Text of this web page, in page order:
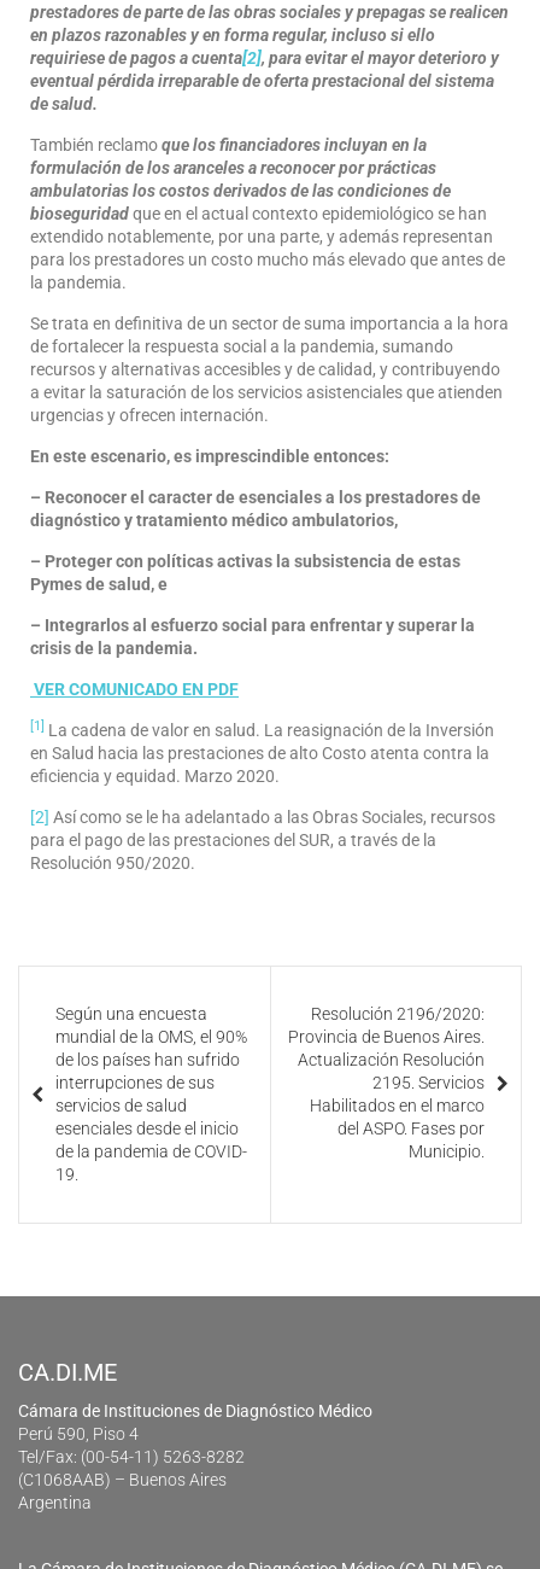
prestadores de parte de las obras sociales y prepagas se realicen
en plazos razonables y en forma regular, incluso si ello
requiriese de pagos a cuenta[2], para evitar el mayor deterioro y
eventual pérdida irreparable de oferta prestacional del sistema
de salud.
También reclamoque los financiadores incluyan en la
formulación de los aranceles a reconocer por prácticas
ambulatorias los costos derivados de las condiciones de
bioseguridadque en el actual contexto epidemiológico se han
extendido notablemente, por una parte, y además representan
para los prestadores un costo mucho más elevado que antes de
la pandemia.
Se trata en definitiva de un sector de suma importancia a la hora
de fortalecer la respuesta social a la pandemia, sumando
recursos y alternativas accesibles y de calidad, y contribuyendo
a evitar la saturación de los servicios asistenciales que atienden
urgencias y ofrecen internación.
En este escenario, es imprescindibleentonces:
– Reconocer el caracter de esenciales a los prestadores de
diagnóstico y tratamiento médico ambulatorios,
– Proteger con políticas activas la subsistencia de estas
Pymes de salud, e
– Integrarlos al esfuerzo social para enfrentar y superar la
crisis de la pandemia.
VER COMUNICADO EN PDF
[1] La cadena de valor en salud. La reasignación de la Inversión
en Salud hacia las prestaciones de alto Costo atenta contra la
eficiencia y equidad. Marzo 2020.
[2] Así como se le ha adelantado a las Obras Sociales, recursos
para el pago de las prestaciones del SUR, a través de la
Resolución 950/2020.
Según una encuesta
mundial de la OMS, el 90%
de los países han sufrido
interrupciones de sus
servicios de salud
esenciales desde el inicio
de la pandemia de COVID-
19.
Resolución 2196/2020:
Provincia de Buenos Aires.
Actualización Resolución
2195. Servicios
Habilitados en el marco
del ASPO. Fases por
Municipio.
CA.DI.ME
Cámara de Instituciones de Diagnóstico Médico
Perú 590, Piso 4
Tel/Fax: (00-54-11) 5263-8282
(C1068AAB) – Buenos Aires
Argentina